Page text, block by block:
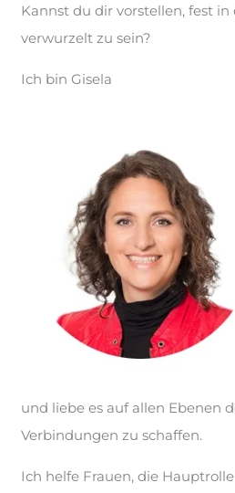
Kannst du dir vorstellen, fest
verwurzelt zu sein?
Ich bin Gisela
und liebe es auf allen Ebenen
Verbindungen zu schaffen.
Ich helfe Frauen, die